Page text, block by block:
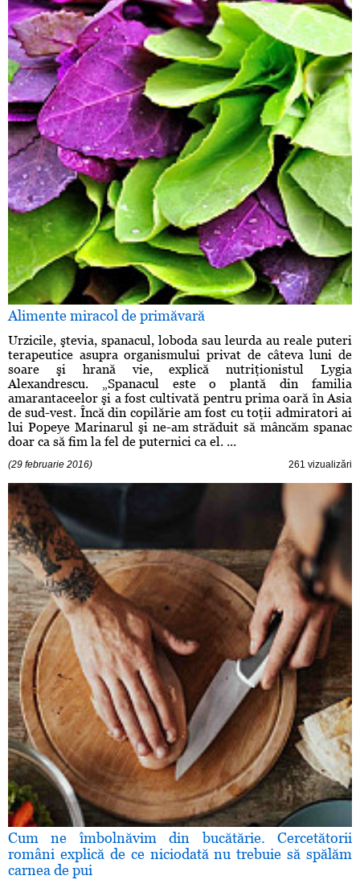
Alimente miracol de primăvară
Urzicile, ştevia, spanacul, loboda sau leurda au reale puteri
terapeutice asupra organismului privat de câteva luni de
soare şi hrană vie, explică nutriţionistul Lygia
Alexandrescu. „Spanacul este o plantă din familia
amarantaceelor şi a fost cultivată pentru prima oară în Asia
de sud-vest. Încă din copilărie am fost cu toţii admiratori ai
lui Popeye Marinarul şi ne-am străduit să mâncăm spanac
doar ca să fim la fel de puternici ca el. ...
(29 februarie 2016) 261 vizualizări
Cum ne îmbolnăvim din bucătărie. Cercetătorii
români explică de ce niciodată nu trebuie să spălăm
carnea de pui